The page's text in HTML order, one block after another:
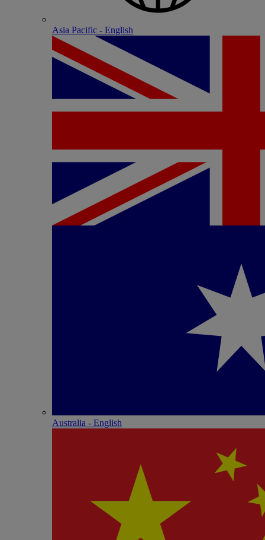
Asia Pacific - English
Australia - English